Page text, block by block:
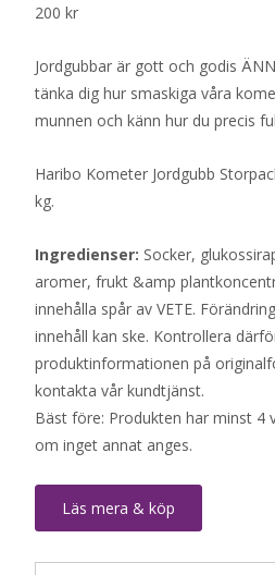
200 kr
Jordgubbar är gott och godis
tänka dig hur smaskiga våra
munnen och känn hur du precis
Haribo Kometer Jordgubb
kg.
Ingredienser: Socker,
aromer, frukt &amp
innehålla spår av VETE.
innehåll kan ske. Kontrollera
produktinformationen på
kontakta vår kundtjänst.
Bäst före: Produkten har minst 4
om inget annat anges.
Läs mera & köp